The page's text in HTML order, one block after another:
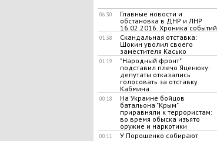
06:30
Главные новости и
обстановка в ДНР и ЛНР
16.02.2016. Хроника событий
01:38
Скандальная отставка:
Шокин уволил своего
заместителя Касько
01:19
"Народный фронт"
подставил плечо Яценюку:
депутаты отказались
голосовать за отставку
Кабмина
00:18
На Украине бойцов
батальона "Крым"
приравняли к террористам:
во время обыска изъято
оружие и наркотики
00:11
У Порошенко собирают